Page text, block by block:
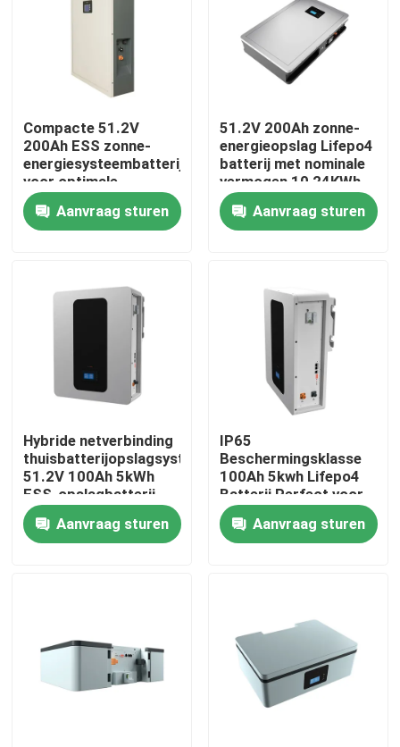
Thuis
Producten
Over ons
Fabrieksreis
Kwaliteitscontrole
Alle Gevallen
Compacte 51.2V
200Ah ESS zonne-
energiesysteembatterij
voor optimale
prestaties
Aanvraag sturen
51.2V 200Ah zonne-
energieopslag Lifepo4
batterij met nominale
vermogen 10,24KWh
95%DOD
Aanvraag sturen
Hybride netverbinding
thuisbatterijopslagsysteem
51.2V 100Ah 5kWh
ESS-opslagbatterij
Aanvraag sturen
IP65
Beschermingsklasse
100Ah 5kwh Lifepo4
Batterij Perfect voor
energieopslagbatterij
ESS Aanvraag sturen